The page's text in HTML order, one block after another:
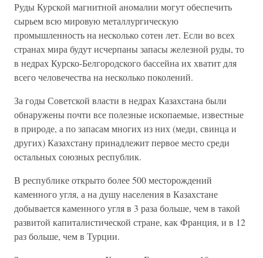
Руды Курской магнитной аномалии могут обеспечить
сырьем всю мировую металлургическую
промышленность на несколько сотен лет. Если во всех
странах мира будут исчерпаны запасы железной руды, то
в недрах Курско-Белгородского бассейна их хватит для
всего человечества на несколько поколений.
За годы Советской власти в недрах Казахстана были
обнаружены почти все полезные ископаемые, известные
в природе, а по запасам многих из них (меди, свинца и
других) Казахстану принадлежит первое место среди
остальных союзных республик.
В республике открыто более 500 месторождений
каменного угля, а на душу населения в Казахстане
добывается каменного угля в 3 раза больше, чем в такой
развитой капиталистической стране, как Франция, и в 12
раз больше, чем в Турции.